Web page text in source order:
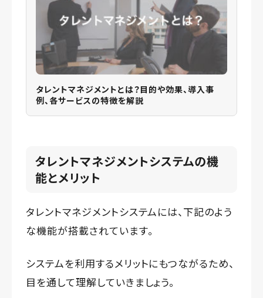
タレントマネジメントとは？目的や効果、導入事
例、各サービスの特徴を解説
タレントマネジメントシステムの機
能とメリット
タレントマネジメントシステムには、下記のよう
な機能が搭載されています。
システムを利用するメリットにもつながるため、
目を通して理解していきましょう。